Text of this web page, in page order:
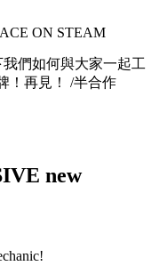
們如何與大家一起工
！再見！ /半合作
new